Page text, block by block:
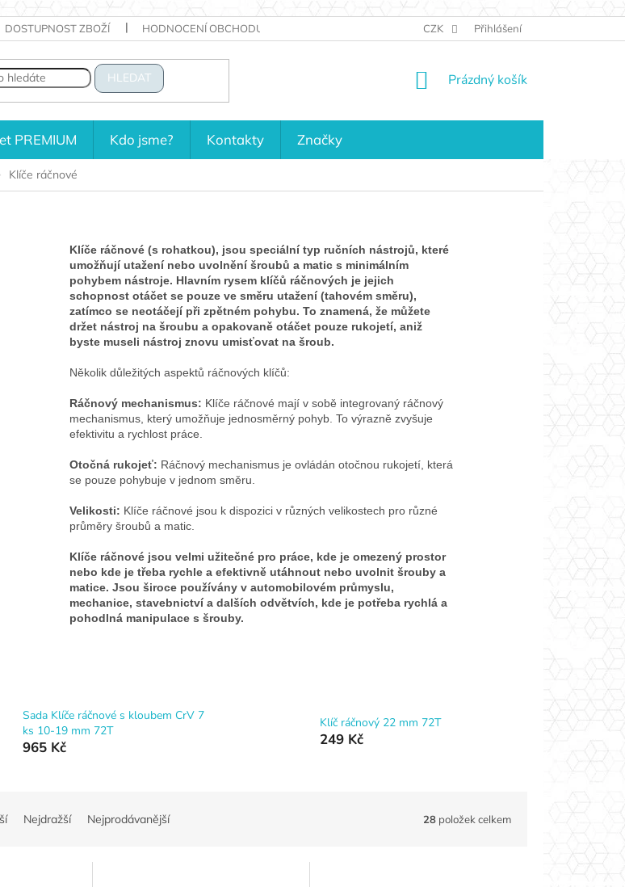
DOSTUPNOST ZBOŽÍ HODNOCENÍ OBCHODU KONTAKTY KDO JSME?
CZK Přihlášení
HLEDAT
NÁKUPNÍ
Prázdný košík
PREMIUM Kdo jsme? Kontakty Značky
Klíče ráčnové
Klíče ráčnové (s rohatkou), jsou speciální typ ručních nástrojů, které
umožňují utažení nebo uvolnění šroubů a matic s minimálním
pohybem nástroje. Hlavním rysem klíčů ráčnových je jejich
schopnost otáčet se pouze ve směru utažení (tahovém směru),
zatímco se neotáčejí při zpětném pohybu. To znamená, že můžete
držet nástroj na šroubu a opakovaně otáčet pouze rukojetí, aniž
byste museli nástroj znovu umisťovat na šroub.
Několik důležitých aspektů ráčnových klíčů:
Ráčnový mechanismus: Klíče ráčnové mají v sobě integrovaný ráčnový
mechanismus, který umožňuje jednosměrný pohyb. To výrazně zvyšuje
efektivitu a rychlost práce.
Otočná rukojeť: Ráčnový mechanismus je ovládán otočnou rukojetí, která
se pouze pohybuje v jednom směru.
Velikosti: Klíče ráčnové jsou k dispozici v různých velikostech pro různé
průměry šroubů a matic.
Klíče ráčnové jsou velmi užitečné pro práce, kde je omezený prostor
nebo kde je třeba rychle a efektivně utáhnout nebo uvolnit šrouby a
matice. Jsou široce používány v automobilovém průmyslu,
mechanice, stavebnictví a dalších odvětvích, kde je potřeba rychlá a
pohodlná manipulace s šrouby.
Sada Klíče ráčnové s kloubem CrV 7
ks 10-19 mm 72T
965 Kč
Klíč ráčnový 22 mm 72T
249 Kč
Nejdražší Nejprodávanější 28 položek celkem